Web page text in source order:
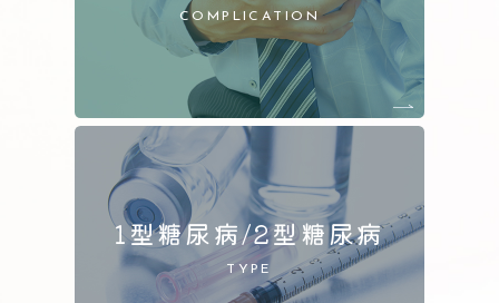
COMPLICATION
1型糖尿病/2型糖尿病
TYPE